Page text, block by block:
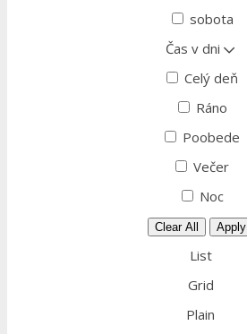
sobota
Čas v dni
Celý deň
Ráno
Poobede
Večer
Noc
Clear All Apply
List
Grid
Plain